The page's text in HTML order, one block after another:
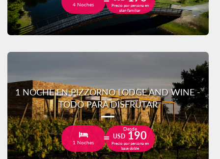
4 Noches
Precio por persona en
plan familiar
1 NOCHE EN PIZZORNO LODGE AND WINE -
TODO PARA DISFRUTAR
1 Noches
Desde
USD 190
Precio por persona en
base doble